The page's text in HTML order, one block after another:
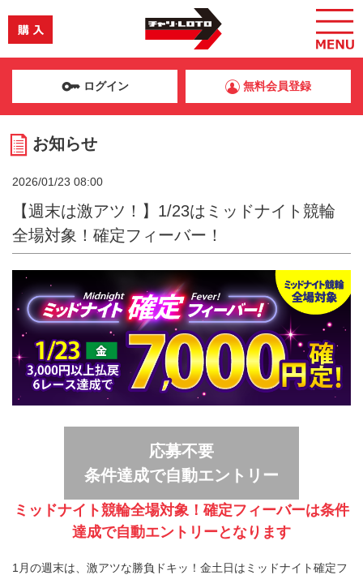
ログイン 無料会員登録
お知らせ
2026/01/23 08:00
【週末は激アツ！】1/23はミッドナイト競輪
全場対象！確定フィーバー！
応募不要
条件達成で自動エントリー
ミッドナイト競輪全場対象！確定フィーバーは条件
達成で自動エントリーとなります
1月の週末は、激アツな勝負ドキッ！金土日はミッドナイト確定フ